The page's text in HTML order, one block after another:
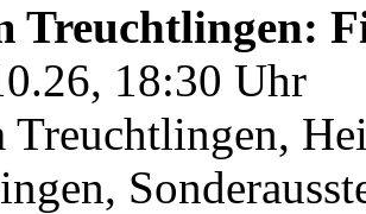
Treuchtlingen:
18:30 Uhr
Treuchtlingen,